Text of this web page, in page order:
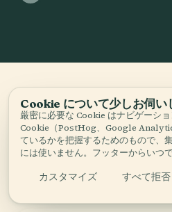
06 誰がこ
た.
街をかたちづくり、街にか
人々。
Cookie について少しお伺い
厳密に必要な Cookie はナビゲーシ
Cookie（PostHog、Google
ているかを把握するためのもので、
には使いません。フッターからいつ
カスタマイズ すべて拒否